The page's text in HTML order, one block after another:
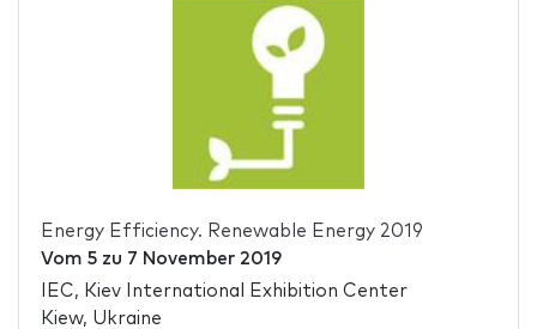
Energy Efficiency. Renewable Energy 2019
Vom 5zu 7 November 2019
IEC, Kiev International Exhibition Center
Kiew, Ukraine